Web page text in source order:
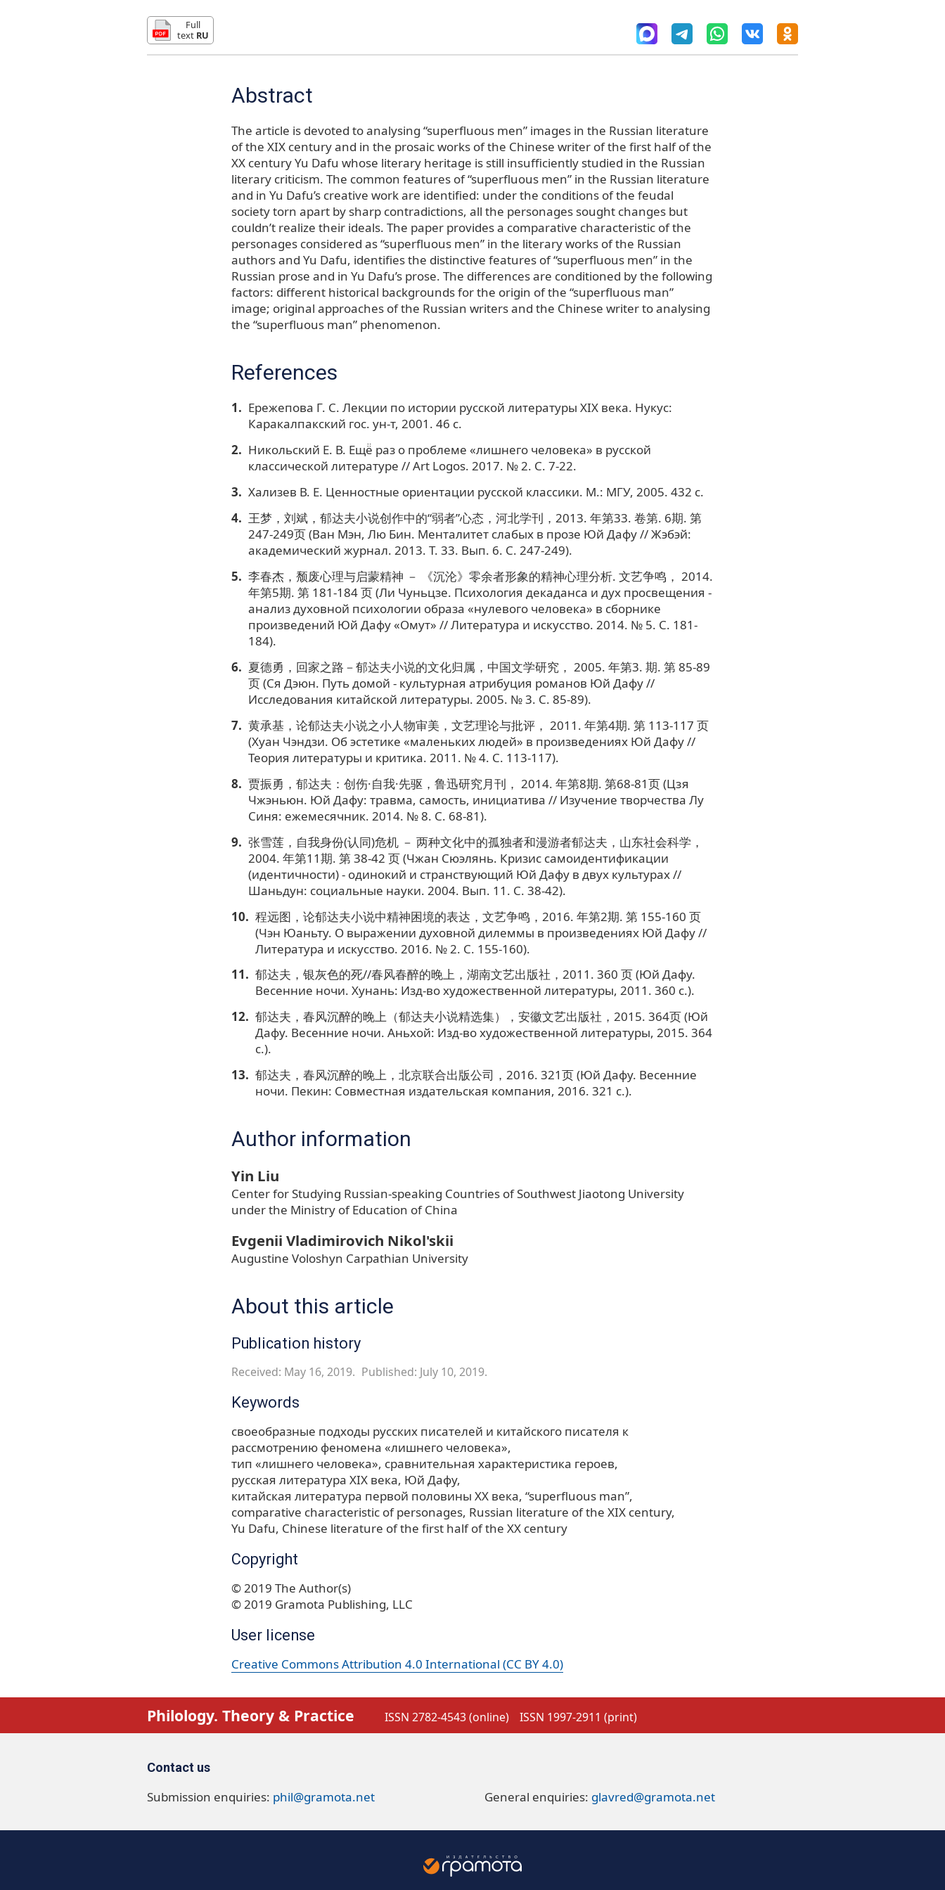
Full
text RU
Abstract
The article is devoted to analysing “superfluous men” images in the Russian literature
of the XIX century and in the prosaic works of the Chinese writer of the first half of the
XX century Yu Dafu whose literary heritage is still insufficiently studied in the Russian
literary criticism. The common features of “superfluous men” in the Russian literature
and in Yu Dafu’s creative work are identified: under the conditions of the feudal
society torn apart by sharp contradictions, all the personages sought changes but
couldn’t realize their ideals. The paper provides a comparative characteristic of the
personages considered as “superfluous men” in the literary works of the Russian
authors and Yu Dafu, identifies the distinctive features of “superfluous men” in the
Russian prose and in Yu Dafu’s prose. The differences are conditioned by the following
factors: different historical backgrounds for the origin of the “superfluous man”
image; original approaches of the Russian writers and the Chinese writer to analysing
the “superfluous man” phenomenon.
References
Ережепова Г. С. Лекции по истории русской литературы XIX века. Нукус:
Каракалпакский гос. ун-т, 2001. 46 с.
Никольский Е. В. Ещё̈ раз о проблеме «лишнего человека» в русской
классической литературе // Art Logos. 2017. № 2. С. 7-22.
Хализев В. Е. Ценностные ориентации русской классики. М.: МГУ, 2005. 432 с.
王梦，刘斌，郁达夫小说创作中的“弱者”心态，河北学刊，2013. 年第33. 卷第. 6期. 第
247-249页 (Ван Мэн, Лю Бин. Менталитет слабых в прозе Юй Дафу // Жэбэй:
академический журнал. 2013. Т. 33. Вып. 6. С. 247-249).
李春杰，颓废心理与启蒙精神 － 《沉沦》零余者形象的精神心理分析. 文艺争鸣， 2014.
年第5期. 第 181-184 页 (Ли Чуньцзе. Психология декаданса и дух просвещения -
анализ духовной психологии образа «нулевого человека» в сборнике
произведений Юй Дафу «Омут» // Литература и искусство. 2014. № 5. С. 181-
184).
夏德勇，回家之路－郁达夫小说的文化归属，中国文学研究， 2005. 年第3. 期. 第 85-89
页 (Ся Дэюн. Путь домой - культурная атрибуция романов Юй Дафу //
Исследования китайской литературы. 2005. № 3. С. 85-89).
黄承基，论郁达夫小说之小人物审美，文艺理论与批评， 2011. 年第4期. 第 113-117 页
(Хуан Чэндзи. Об эстетике «маленьких людей» в произведениях Юй Дафу //
Теория литературы и критика. 2011. № 4. С. 113-117).
贾振勇，郁达夫：创伤·自我·先驱，鲁迅研究月刊， 2014. 年第8期. 第68-81页 (Цзя
Чжэньюн. Юй Дафу: травма, самость, инициатива // Изучение творчества Лу
Синя: ежемесячник. 2014. № 8. С. 68-81).
张雪莲，自我身份(认同)危机 － 两种文化中的孤独者和漫游者郁达夫，山东社会科学，
2004. 年第11期. 第 38-42 页 (Чжан Сюэлянь. Кризис самоидентификации
(идентичности) - одинокий и странствующий Юй Дафу в двух культурах //
Шаньдун: социальные науки. 2004. Вып. 11. С. 38-42).
程远图，论郁达夫小说中精神困境的表达，文艺争鸣，2016. 年第2期. 第 155-160 页
(Чэн Юаньту. О выражении духовной дилеммы в произведениях Юй Дафу //
Литература и искусство. 2016. № 2. С. 155-160).
郁达夫，银灰色的死//春风春醉的晚上，湖南文艺出版社，2011. 360 页 (Юй Дафу.
Весенние ночи. Хунань: Изд-во художественной литературы, 2011. 360 с.).
郁达夫，春风沉醉的晚上（郁达夫小说精选集），安徽文艺出版社，2015. 364页 (Юй
Дафу. Весенние ночи. Аньхой: Изд-во художественной литературы, 2015. 364
с.).
郁达夫，春风沉醉的晚上，北京联合出版公司，2016. 321页 (Юй Дафу. Весенние
ночи. Пекин: Совместная издательская компания, 2016. 321 с.).
Author information
Yin Liu
Center for Studying Russian-speaking Countries of Southwest Jiaotong University
under the Ministry of Education of China
Evgenii Vladimirovich Nikol'skii
Augustine Voloshyn Carpathian University
About this article
Publication history
Received: May 16, 2019. Published: July 10, 2019.
Keywords
своеобразные подходы русских писателей и китайского писателя к
рассмотрению феномена «лишнего человека»
тип «лишнего человека» сравнительная характеристика героев
русская литература XIX века Юй Дафу
китайская литература первой половины XX века “superfluous man”
comparative characteristic of personages Russian literature of the XIX century
Yu Dafu Chinese literature of the first half of the XX century
Copyright
© 2019 The Author(s)
© 2019 Gramota Publishing, LLC
User license
Creative Commons Attribution 4.0 International (CC BY 4.0)
Philology. Theory & Practice ISSN 2782-4543 (online) ISSN 1997-2911 (print)
Contact us
Submission enquiries: phil@gramota.net General enquiries: glavred@gramota.net